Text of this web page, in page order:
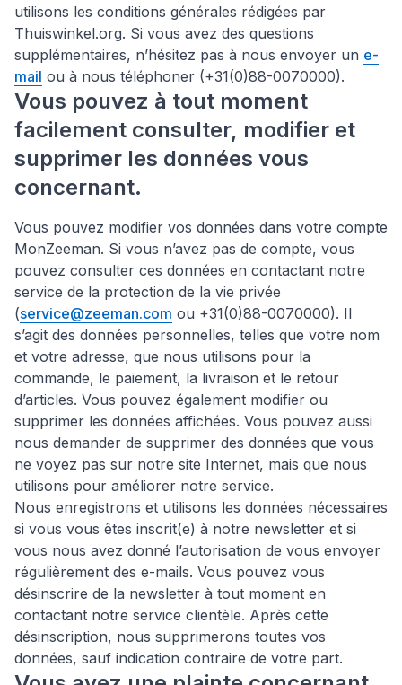
utilisons les conditions générales rédigées par
Thuiswinkel.org. Si vous avez des questions
supplémentaires, n’hésitez pas à nous envoyer un e-
mail ou à nous téléphoner (+31(0)88-0070000).
Vous pouvez à tout moment
facilement consulter, modifier et
supprimer les données vous
concernant.
Vous pouvez modifier vos données dans votre compte
MonZeeman. Si vous n’avez pas de compte, vous
pouvez consulter ces données en contactant notre
service de la protection de la vie privée
(service@zeeman.com ou +31(0)88-0070000). Il
s’agit des données personnelles, telles que votre nom
et votre adresse, que nous utilisons pour la
commande, le paiement, la livraison et le retour
d’articles. Vous pouvez également modifier ou
supprimer les données affichées. Vous pouvez aussi
nous demander de supprimer des données que vous
ne voyez pas sur notre site Internet, mais que nous
utilisons pour améliorer notre service.
Nous enregistrons et utilisons les données nécessaires
si vous vous êtes inscrit(e) à notre newsletter et si
vous nous avez donné l’autorisation de vous envoyer
régulièrement des e-mails. Vous pouvez vous
désinscrire de la newsletter à tout moment en
contactant notre service clientèle. Après cette
désinscription, nous supprimerons toutes vos
données, sauf indication contraire de votre part.